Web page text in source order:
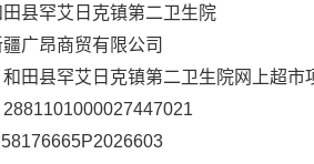
田县罕艾日克镇第二卫生院
广昂商贸有限公司
和田县罕艾日克镇第二卫生院网上超市
2881101000027447021